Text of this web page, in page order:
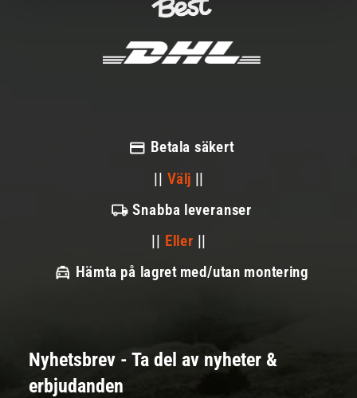
Betala säkert
|| Välj ||
Snabba leveranser
|| Eller ||
Hämta på lagret med/utan montering
Nyhetsbrev - Ta del av nyheter &
erbjudanden